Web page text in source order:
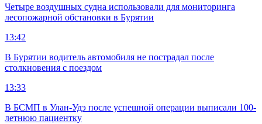
Четыре воздушных судна использовали для мониторинга
лесопожарной обстановки в Бурятии
13:42
В Бурятии водитель автомобиля не пострадал после
столкновения с поездом
13:33
В БСМП в Улан-Удэ после успешной операции выписали 100-
летнюю пациентку